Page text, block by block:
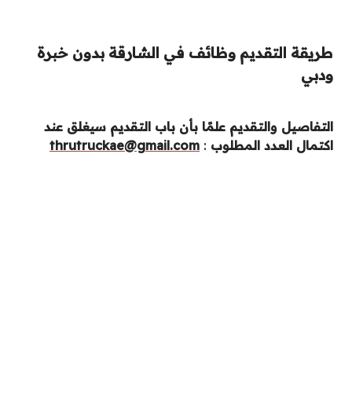
طريقة التقديم وظائف في الشارقة بدون خبرة
ودبي
التفاصيل والتقديم علمًا بأن باب التقديم سيغلق عند
اكتمال العدد المطلوب :
thrutruckae@gmail.com